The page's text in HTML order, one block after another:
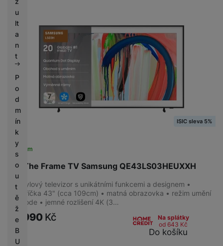
u
lt
a
n
t
P
o
d
m
ín
k
y
s
o
u
t
ě
ž
e
B
U
43" The Frame TV Samsung QE43LS03HEUXXH
Skladem
ISIC sleva 5%
Lifestylový televizor s unikátními funkcemi a designem •
úhlopříčka 43" (cca 109cm) • matná obrazovka • režim umění
Art Mode • jemné rozlišení 4K (3…
24 990 Kč
Na splátky
od 643 Kč
Do košíku